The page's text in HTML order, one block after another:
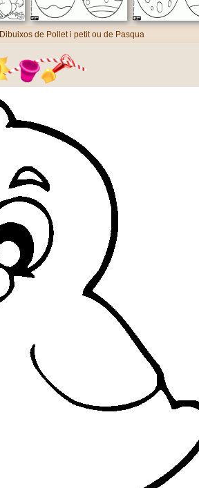
Dibuixos de Pollet i petit ou de Pasqua